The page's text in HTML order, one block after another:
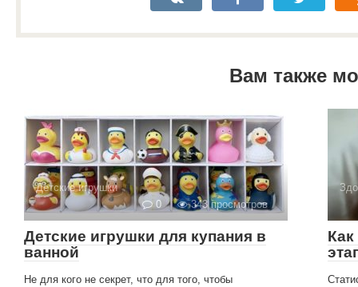
Вам также
Детские игрушки
0
343 просмотров
Детские игрушки для купания в
ванной
Не для кого не секрет, что для того, чтобы